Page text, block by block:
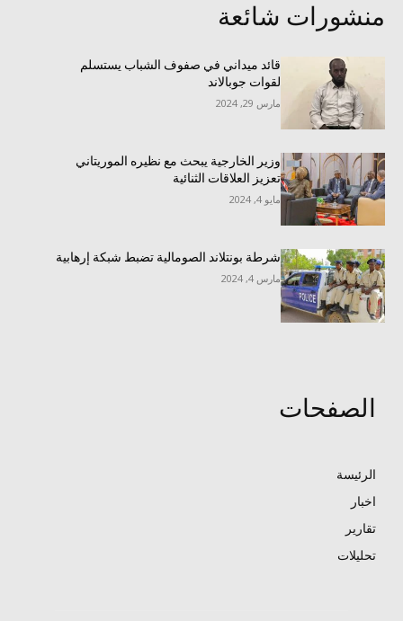
منشورات شائعة
قائد ميداني في صفوف الشباب يستسلم
لقوات جوبالاند
مارس 29, 2024
وزير الخارجية يبحث مع نظيره الموريتاني
تعزيز العلاقات الثنائية
مايو 4, 2024
شرطة بونتلاند الصومالية تضبط شبكة إرهابية
مارس 4, 2024
الصفحات
الرئيسة
اخبار
تقارير
تحليلات